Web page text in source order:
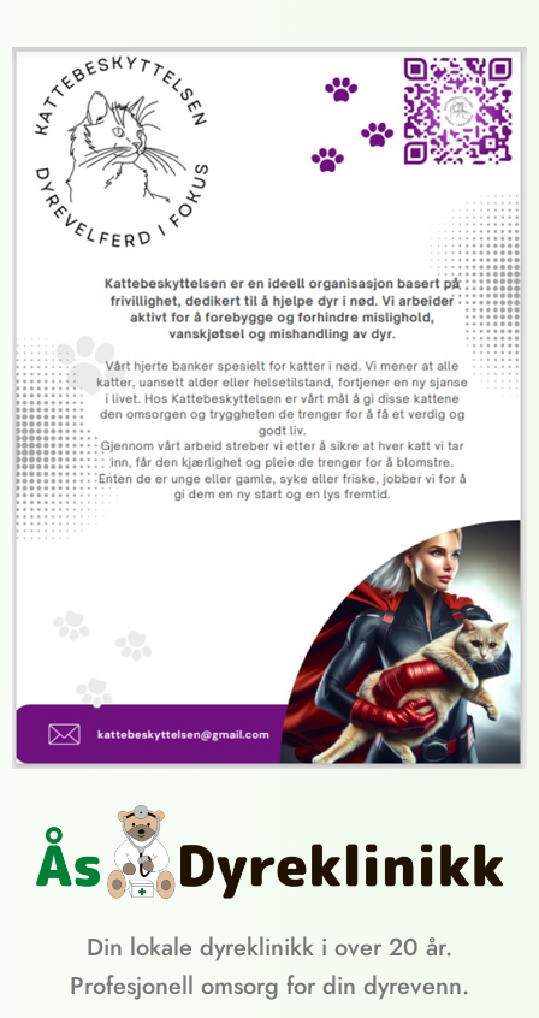
Din lokale dyreklinikk i over 20 år.
Profesjonell omsorg for din dyrevenn.